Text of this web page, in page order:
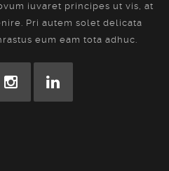
iuvaret principes ut vis, at
Pri autem solet delicata
eum eam tota adhuc.